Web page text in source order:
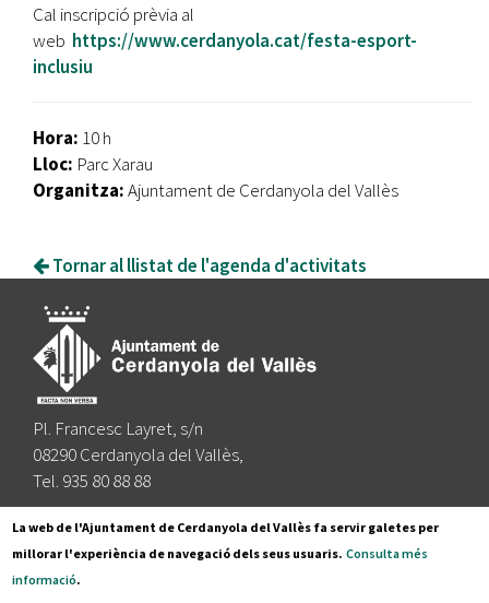
Cal inscripció prèvia al
web https://www.cerdanyola.cat/festa-esport-
inclusiu
Hora: 10 h
Lloc: Parc Xarau
Organitza:Ajuntament de Cerdanyola del Vallès
Tornar al llistat de l'agenda d'activitats
Pl. Francesc Layret, s/n
08290 Cerdanyola del Vallès,
Tel. 935 80 88 88
Segueix-nos a:
La web de l'Ajuntament de Cerdanyola del Vallès fa servir galetes per
millorar l'experiència de navegació dels seus usuaris. Consulta més
informació.